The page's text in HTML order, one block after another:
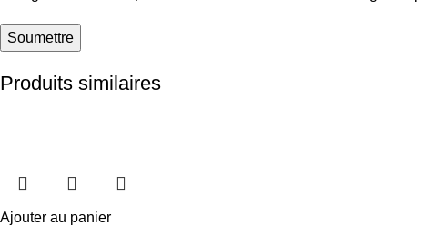
Produits similaires
Ajouter au panier